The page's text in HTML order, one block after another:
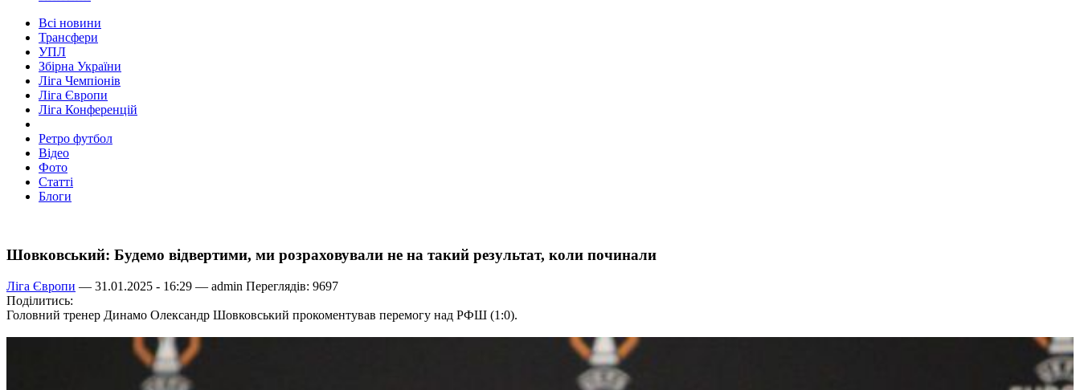
Всі новини
Трансфери
УПЛ
Збірна України
Ліга Чемпіонів
Ліга Європи
Ліга Конференцій
Ретро футбол
Відео
Фото
Статті
Блоги
Шовковський: Будемо відвертими, ми розраховували не на такий результат, коли починали
Ліга Європи — 31.01.2025 - 16:29 — admin Переглядів: 9697
Поділитись:
Головний тренер Динамо Олександр Шовковський прокоментував перемогу над РФШ (1:0).